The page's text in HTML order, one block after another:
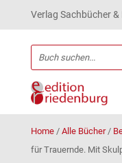
Verlag Sachbücher &
Home/ Alle Bücher/
für Trauernde. Mit